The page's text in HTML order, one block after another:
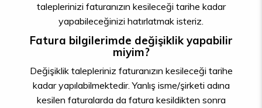
taleplerinizi faturanızın kesileceği tarihe kadar
yapabileceğinizi hatırlatmak isteriz.
Fatura bilgilerimde değişiklik yapabilir
miyim?
Değişiklik talepleriniz faturanızın kesileceği tarihe
kadar yapılabilmektedir. Yanlış isme/şirketi adına
kesilen faturalarda da fatura kesildikten sonra